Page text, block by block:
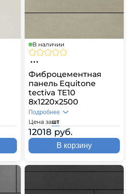
В наличии
Фиброцементная
панель Equitone
tectiva TE10
8х1220х2500
Цена зашт
12018 руб.
Подробнее
В корзину